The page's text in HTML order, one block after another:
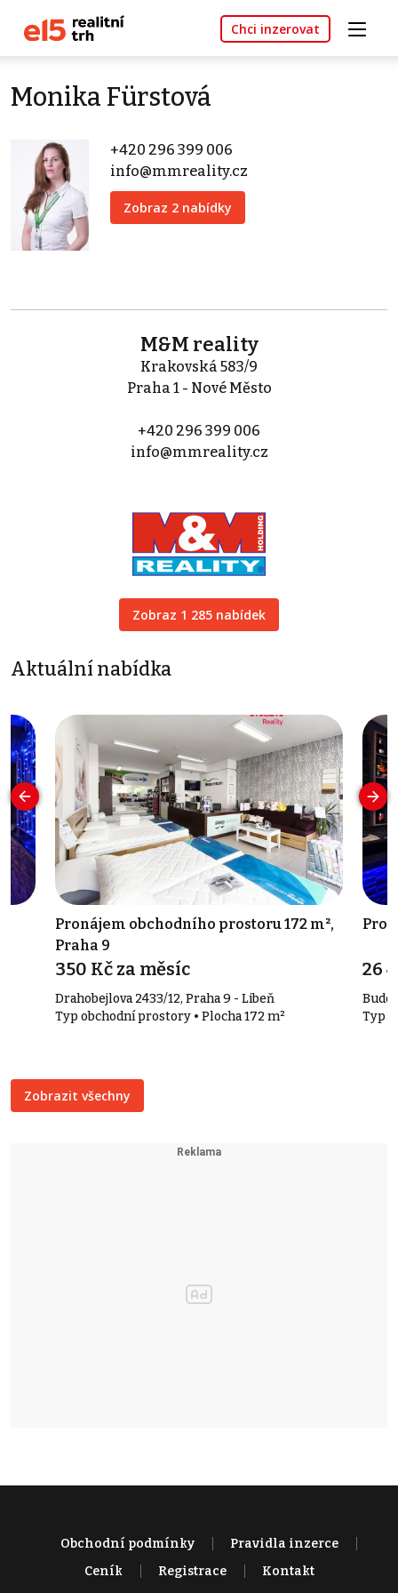
Chci inzerovat
Monika Fürstová
+420 296 399 006
info@mmreality.cz
Zobraz 2 nabídky
M&M reality
Krakovská 583/9
Praha 1 - Nové Město
+420 296 399 006
info@mmreality.cz
Zobraz 1 285 nabídek
Aktuální nabídka
Pronájem obchodního prostoru 172 m²,
Praha 9
350 Kč za měsíc
Drahobejlova 2433/12, Praha 9 - Libeň
Typ obchodní prostory • Plocha 172 m²
26
Typ
Zobrazit všechny
Obchodní podmínky
Pravidla inzerce
Ceník
Registrace Kontakt